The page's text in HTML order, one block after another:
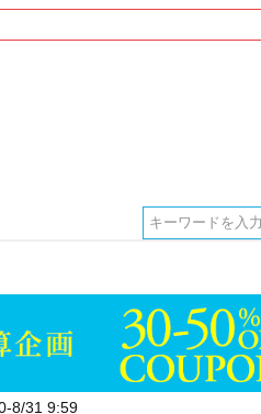
8/31 9:59